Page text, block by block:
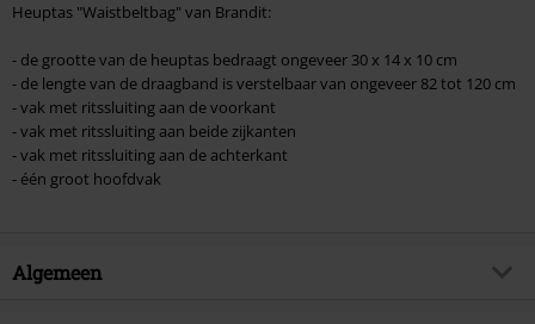
Heuptas "Waistbeltbag" van Brandit:
- de grootte van de heuptas bedraagt ongeveer 30 x 14 x 10 cm
- de lengte van de draagband is verstelbaar van ongeveer 82 tot 120 cm
- vak met ritssluiting aan de voorkant
- vak met ritssluiting aan beide zijkanten
- vak met ritssluiting aan de achterkant
- één groot hoofdvak
Algemeen